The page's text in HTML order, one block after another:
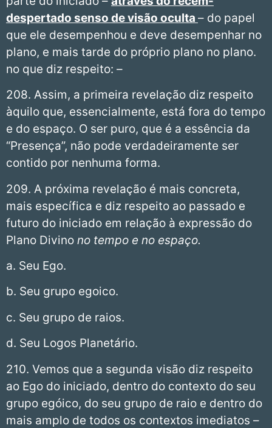
despertado senso de visão oculta – do papel
que ele desempenhou e deve desempenhar no
plano, e mais tarde do próprio plano no plano.
no que diz respeito: –
208. Assim, a primeira revelação diz respeito
àquilo que, essencialmente, está fora do tempo
e do espaço. O ser puro, que é a essência da
“Presença”, não pode verdadeiramente ser
contido por nenhuma forma.
209. A próxima revelação é mais concreta,
mais específica e diz respeito ao passado e
futuro do iniciado em relação à expressão do
Plano Divino no tempo e no espaço.
a. Seu Ego.
b. Seu grupo egoico.
c. Seu grupo de raios.
d. Seu Logos Planetário.
210. Vemos que a segunda visão diz respeito
ao Ego do iniciado, dentro do contexto do seu
grupo egóico, do seu grupo de raio e dentro do
mais amplo de todos os contextos imediatos –